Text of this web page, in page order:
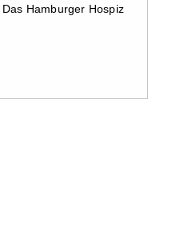
Hamburger Hospiz